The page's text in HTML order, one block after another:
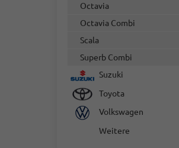
Octavia
Octavia Combi
Scala
Superb Combi
Suzuki
Toyota
Volkswagen
Weitere